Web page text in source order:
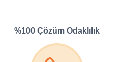
%100 Çözüm Odaklılık